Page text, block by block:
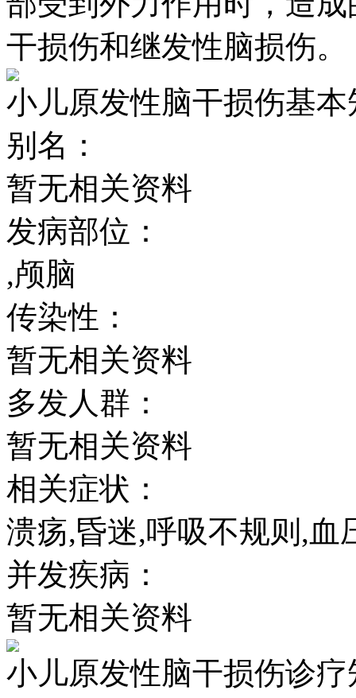
干损伤和继发性脑损伤。
小儿原发性脑干损伤基本
别名：
暂无相关资料
发病部位：
,颅脑
传染性：
暂无相关资料
多发人群：
暂无相关资料
相关症状：
溃疡,昏迷,呼吸不规则,血
并发疾病：
暂无相关资料
小儿原发性脑干损伤诊疗